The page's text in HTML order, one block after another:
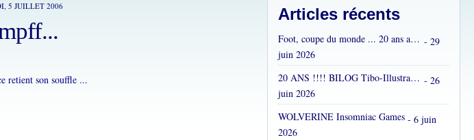
5 JUILLET 2006
retient son souffle ...
Articles récents
Foot, coupe du monde ... 20 ans après... - 29
juin 2026
20 ANS !!!! BILOG Tibo-Illustrations !! C'est fou ! - 26
juin 2026
WOLVERINE Insomniac Games - 6 juin
2026